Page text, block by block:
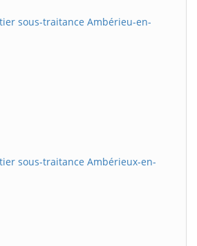
sous-traitance Ambérieu-en-
sous-traitance Ambérieux-en-